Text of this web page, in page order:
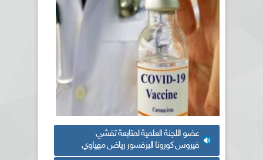
عضو اللجنة العلمية لمتابعة تفشي
فيروس كورونا البرفسور رياض مهياوي